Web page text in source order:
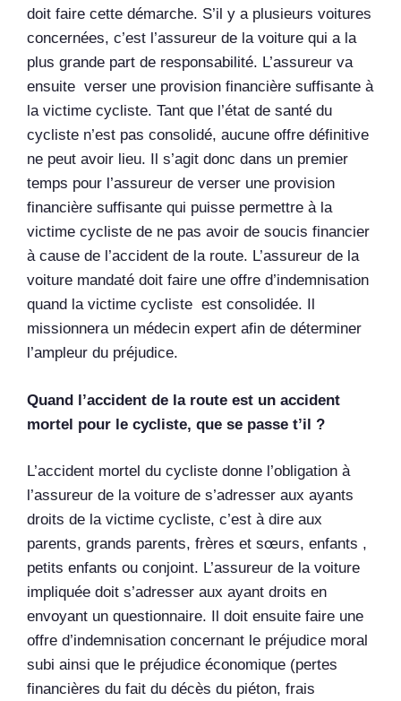
doit faire cette démarche. S’il y a plusieurs voitures
concernées, c’est l’assureur de la voiture qui a la
plus grande part de responsabilité. L’assureur va
ensuite verser une provision financière suffisante à
la victime cycliste. Tant que l’état de santé du
cycliste n’est pas consolidé, aucune offre définitive
ne peut avoir lieu. Il s’agit donc dans un premier
temps pour l’assureur de verser une provision
financière suffisante qui puisse permettre à la
victime cycliste de ne pas avoir de soucis financier
à cause de l’accident de la route. L’assureur de la
voiture mandaté doit faire une offre d’indemnisation
quand la victime cycliste est consolidée. Il
missionnera un médecin expert afin de déterminer
l’ampleur du préjudice.
Quand l’accident de la route est un accident
mortel pour le cycliste, que se passe t’il ?
L’accident mortel du cycliste donne l’obligation à
l’assureur de la voiture de s’adresser aux ayants
droits de la victime cycliste, c’est à dire aux
parents, grands parents, frères et sœurs, enfants ,
petits enfants ou conjoint. L’assureur de la voiture
impliquée doit s’adresser aux ayant droits en
envoyant un questionnaire. Il doit ensuite faire une
offre d’indemnisation concernant le préjudice moral
subi ainsi que le préjudice économique (pertes
financières du fait du décès du piéton, frais